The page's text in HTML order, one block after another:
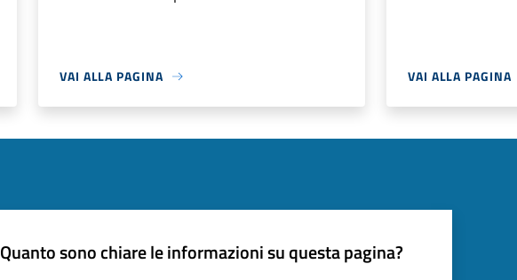
VAI ALLA PAGINA VAI ALLA PAGINA
Quanto sono chiare le informazioni su questa pagina?